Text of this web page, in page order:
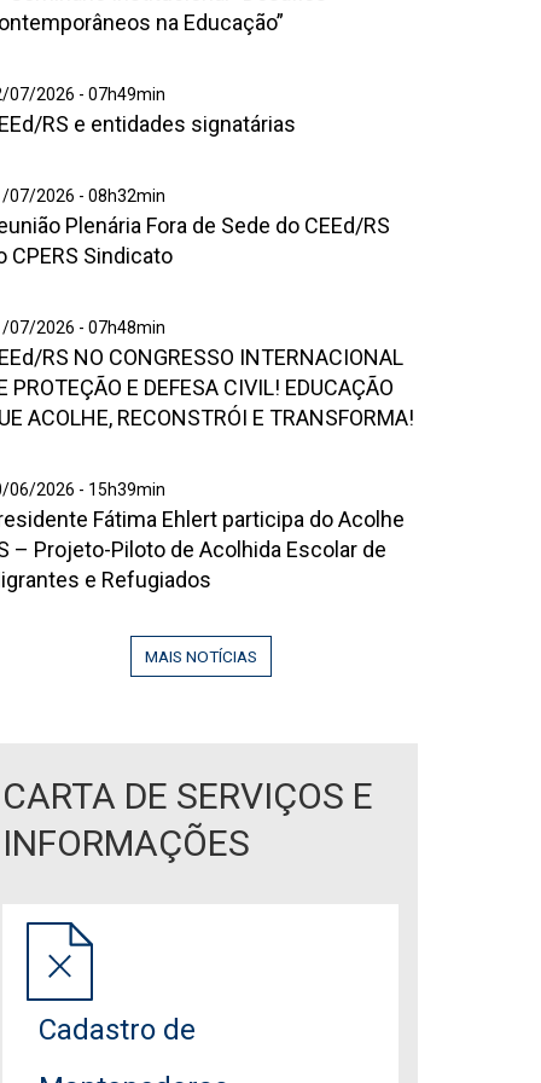
na Educação”
07/2026 - 07h49min
RS e entidades signatárias
RS
07/2026 - 08h32min
Plenária Fora de Sede do CEEd/RS
CPERS Sindicato
RS
07/2026 - 07h48min
RS NO CONGRESSO INTERNACIONAL
PROTEÇÃO E DEFESA CIVIL! EDUCAÇÃO
ACOLHE, RECONSTRÓI E TRANSFORMA!
06/2026 - 15h39min
Fátima Ehlert participa do Acolhe
– Projeto-Piloto de Acolhida Escolar de
e Refugiados
MAIS NOTÍCIAS
CARTA DE SERVIÇOS E
INFORMAÇÕES
Cadastro de